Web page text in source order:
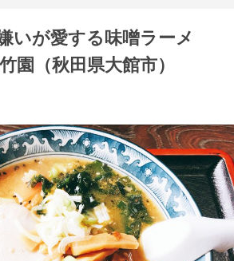
いが愛する味噌ラーメ
園（秋田県大館市）